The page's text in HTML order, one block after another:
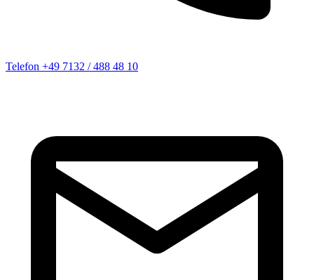
Telefon +49 7132 / 488 48 10